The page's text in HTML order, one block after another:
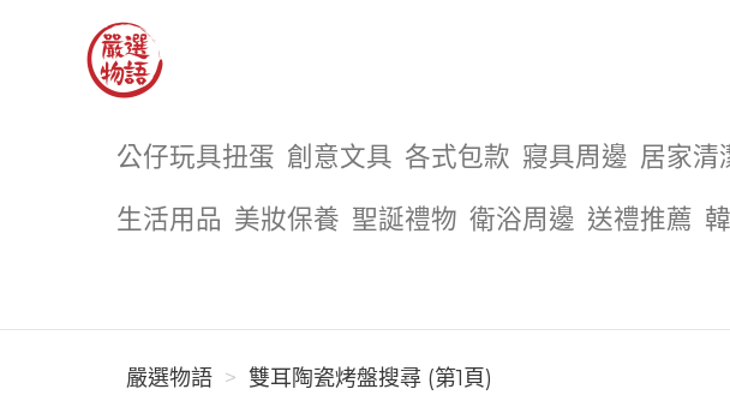
公仔玩具扭蛋 創意文具 各式包款 寢具周邊 居家清
生活用品 美妝保養 聖誕禮物 衛浴周邊 送禮推薦
嚴選物語 雙耳陶瓷烤盤搜尋 (第1頁)